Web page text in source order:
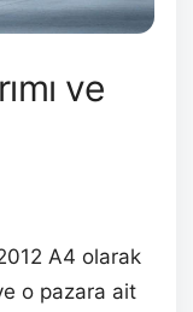
ve
A4 olarak
o pazara ait